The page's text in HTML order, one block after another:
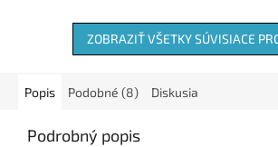
ZOBRAZIŤ VŠETKY SÚVISIACE
Popis Podobné (8) Diskusia
Podrobný popis